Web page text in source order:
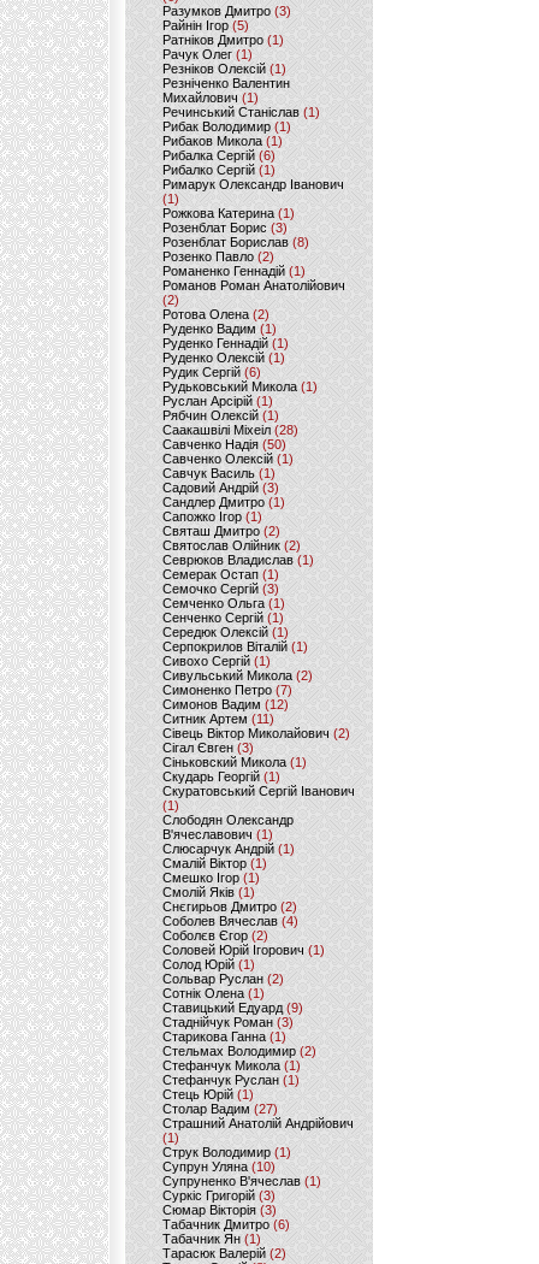
Разумков Дмитро (3)
Райнін Ігор(5)
Ратніков Дмитро (1)
Рачук Олег (1)
Резніков Олексій(1)
Резніченко Валентин
Михайлович (1)
Речинський Станіслав (1)
Рибак Володимир(1)
Рибаков Микола(1)
Рибалка Сергій (6)
Рибалко Сергій (1)
Римарук Олександр Іванович
(1)
Рожкова Катерина(1)
Розенблат Борис (3)
Розенблат Борислав (8)
Розенко Павло (2)
Романенко Геннадій (1)
Романов Роман Анатолійович
(2)
Ротова Олена(2)
Руденко Вадим (1)
Руденко Геннадій (1)
Руденко Олексій(1)
Рудик Сергій(6)
Рудьковський Микола (1)
Руслан Арсірій(1)
Рябчин Олексій (1)
Саакашвілі Міхеіл(28)
Савченко Надія (50)
Савченко Олексій(1)
Савчук Василь (1)
Садовий Андрій (3)
Сандлер Дмитро(1)
Сапожко Ігор(1)
Святаш Дмитро (2)
Святослав Олійник (2)
Севрюков Владислав (1)
Семерак Остап (1)
Семочко Сергій (3)
Семченко Ольга (1)
Сенченко Сергій(1)
Середюк Олексій(1)
Серпокрилов Віталій(1)
Сивохо Сергій(1)
Сивульський Микола(2)
Симоненко Петро(7)
Симонов Вадим (12)
Ситник Артем(11)
Сівець Віктор Миколайович(2)
Сігал Євген (3)
Сіньковский Микола(1)
Скударь Георгій (1)
Скуратовський Сергій Іванович
(1)
Слободян Олександр
В'ячеславович(1)
Слюсарчук Андрій(1)
Смалій Віктор (1)
Смешко Ігор (1)
Смолій Яків (1)
Снєгирьов Дмитро (2)
Соболев Вячеслав (4)
Соболєв Єгор(2)
Соловей Юрій Ігорович (1)
Солод Юрій (1)
Сольвар Руслан (2)
Сотнік Олена(1)
Ставицький Едуард (9)
Стаднійчук Роман(3)
Старикова Ганна (1)
Стельмах Володимир(2)
Стефанчук Микола (1)
Стефанчук Руслан (1)
Стець Юрій (1)
Столар Вадим(27)
Страшний Анатолій Андрійович
(1)
Струк Володимир (1)
Супрун Уляна (10)
Супруненко В'ячеслав (1)
Суркіс Григорій (3)
Сюмар Вікторія (3)
Табачник Дмитро (6)
Табачник Ян(1)
Тарасюк Валерій (2)